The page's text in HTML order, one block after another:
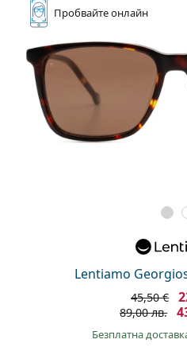
Пробвайтеонлайн
Lentiamo
45,50 €
89,00 лв.
Безплатна